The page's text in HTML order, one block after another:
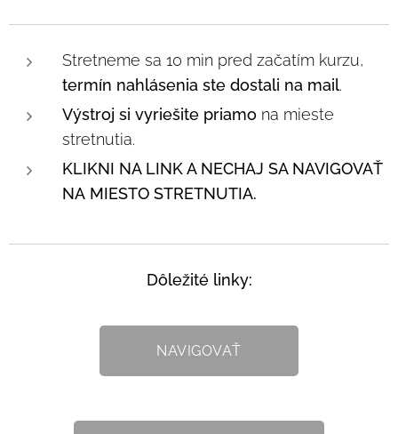
Stretneme sa 10 min pred začatím kurzu,
termín nahlásenia ste dostali na mail.
Výstroj si vyriešite priamo na mieste
stretnutia.
KLIKNI NA LINK A NECHAJ SA NAVIGOVAŤ
NA MIESTO STRETNUTIA.
Dôležité linky:
NAVIGOVAŤ